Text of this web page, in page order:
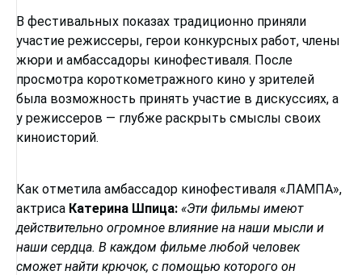
В фестивальных показах традиционно приняли
участие режиссеры, герои конкурсных работ, члены
жюри и амбассадоры кинофестиваля. После
просмотра короткометражного кино у зрителей
была возможность принять участие в дискуссиях, а
у режиссеров — глубже раскрыть смыслы своих
киноисторий.
Как отметила амбассадор кинофестиваля «ЛАМПА»,
актриса Катерина Шпица: «Эти фильмы имеют
действительно огромное влияние на наши мысли и
наши сердца. В каждом фильме любой человек
сможет найти крючок, с помощью которого он